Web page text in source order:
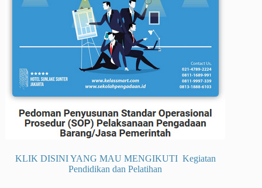
KLIK DISINI YANG MAU MENGIKUTI Kegiatan
Pendidikan dan Pelatihan